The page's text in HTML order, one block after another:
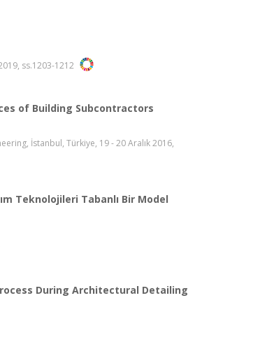
ss.1203-1212
of Building Subcontractors
İstanbul, Türkiye, 19 - 20 Aralık 2016,
Teknolojileri Tabanlı Bir Model
During Architectural Detailing